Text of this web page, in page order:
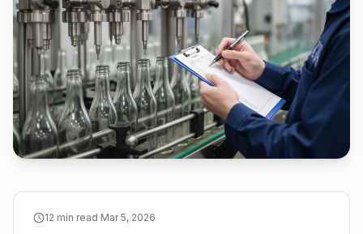
12 min read·Mar 5, 2026